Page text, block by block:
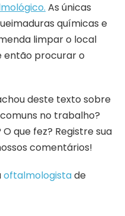
As únicas
químicas e
limpar o local
então procurar o
deste texto sobre
no trabalho?
que fez? Registre sua
comentários!
oftalmologistade